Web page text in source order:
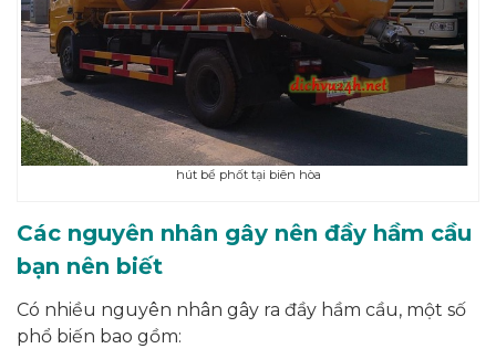
hút bể phốt tại biên hòa
Các nguyên nhân gây nên đầy hầm cầu
bạn nên biết
Có nhiều nguyên nhân gây ra đầy hầm cầu, một số
phổ biến bao gồm: